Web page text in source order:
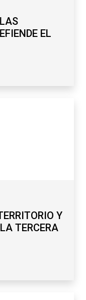
EL
Y
TERCERA